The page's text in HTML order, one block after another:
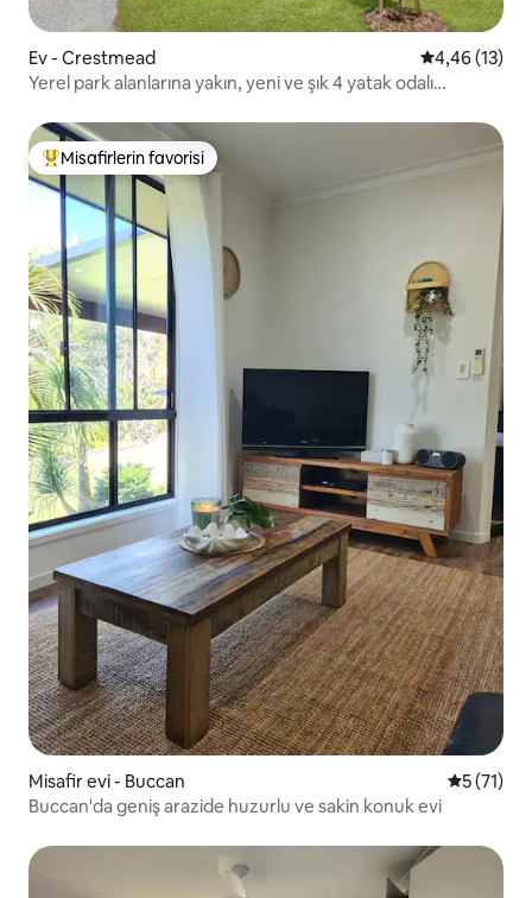
Ev - Crestmead 5 üzerinden
4,46 (13)
Yerel park alanlarına yakın, yeni ve şık 4 yatak odalı
Misafirlerin favorilerinden en beğenilenler arasında
Misafirlerin favorisi
Misafir evi - Buccan 55 (71)
Buccan'da geniş arazide huzurlu ve sakin konuk evi